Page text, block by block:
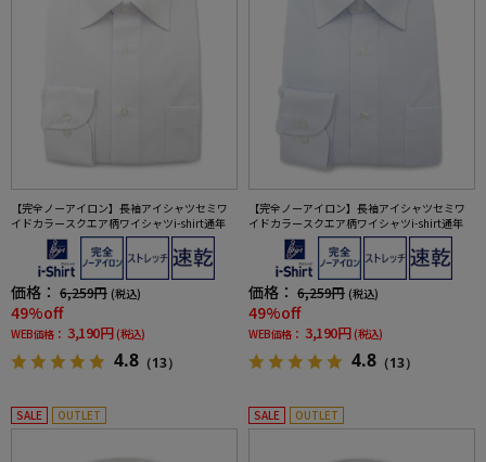
【完全ノーアイロン】長袖アイシャツセミワ
イドカラースクエア柄ワイシャツi-shirt通年
価格： 6,259円 (税込)
49%off
WEB価格： 3,190円 (税込)
4.8 （13）
【完全ノーアイロン】長袖アイシャツセミワ
イドカラースクエア柄ワイシャツi-shirt通年
価格： 6,259円 (税込)
49%off
WEB価格： 3,190円 (税込)
4.8 （13）
SALE OUTLET SALE OUTLET